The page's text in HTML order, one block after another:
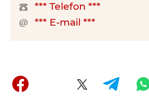
*** Telefon ***
*** E-mail ***